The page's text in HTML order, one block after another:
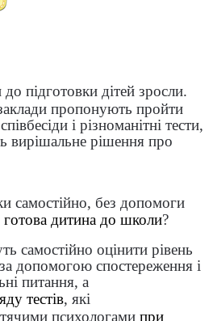
підготовки дітей зросли.
пропонують пройти
співбесіди і різноманітні тести,
вирішальне рішення про
без допомоги
готова дитина до школи?
оцінити рівень
допомогою спостереження і
питання, а
тестів, які
психологами при